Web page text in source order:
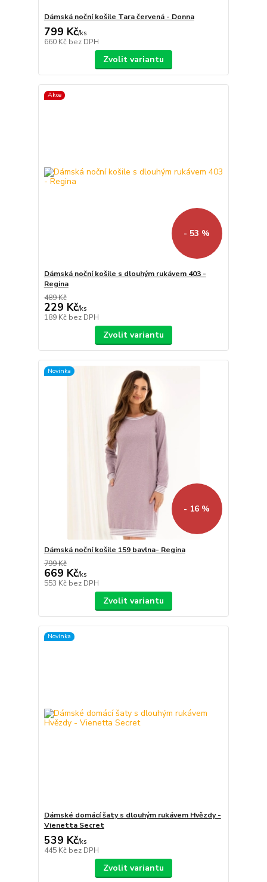
Dámská noční košile Tara červená - Donna
799 Kč/ks
660 Kč bez DPH
Zvolit variantu
Akce
- 53 %
Dámská noční košile s dlouhým rukávem 403 -
Regina
489 Kč
229 Kč/ks
189 Kč bez DPH
Zvolit variantu
Novinka
- 16 %
Dámská noční košile 159 bavlna- Regina
799 Kč
669 Kč/ks
553 Kč bez DPH
Zvolit variantu
Novinka
Dámské domácí šaty s dlouhým rukávem Hvězdy -
Vienetta Secret
539 Kč/ks
445 Kč bez DPH
Zvolit variantu